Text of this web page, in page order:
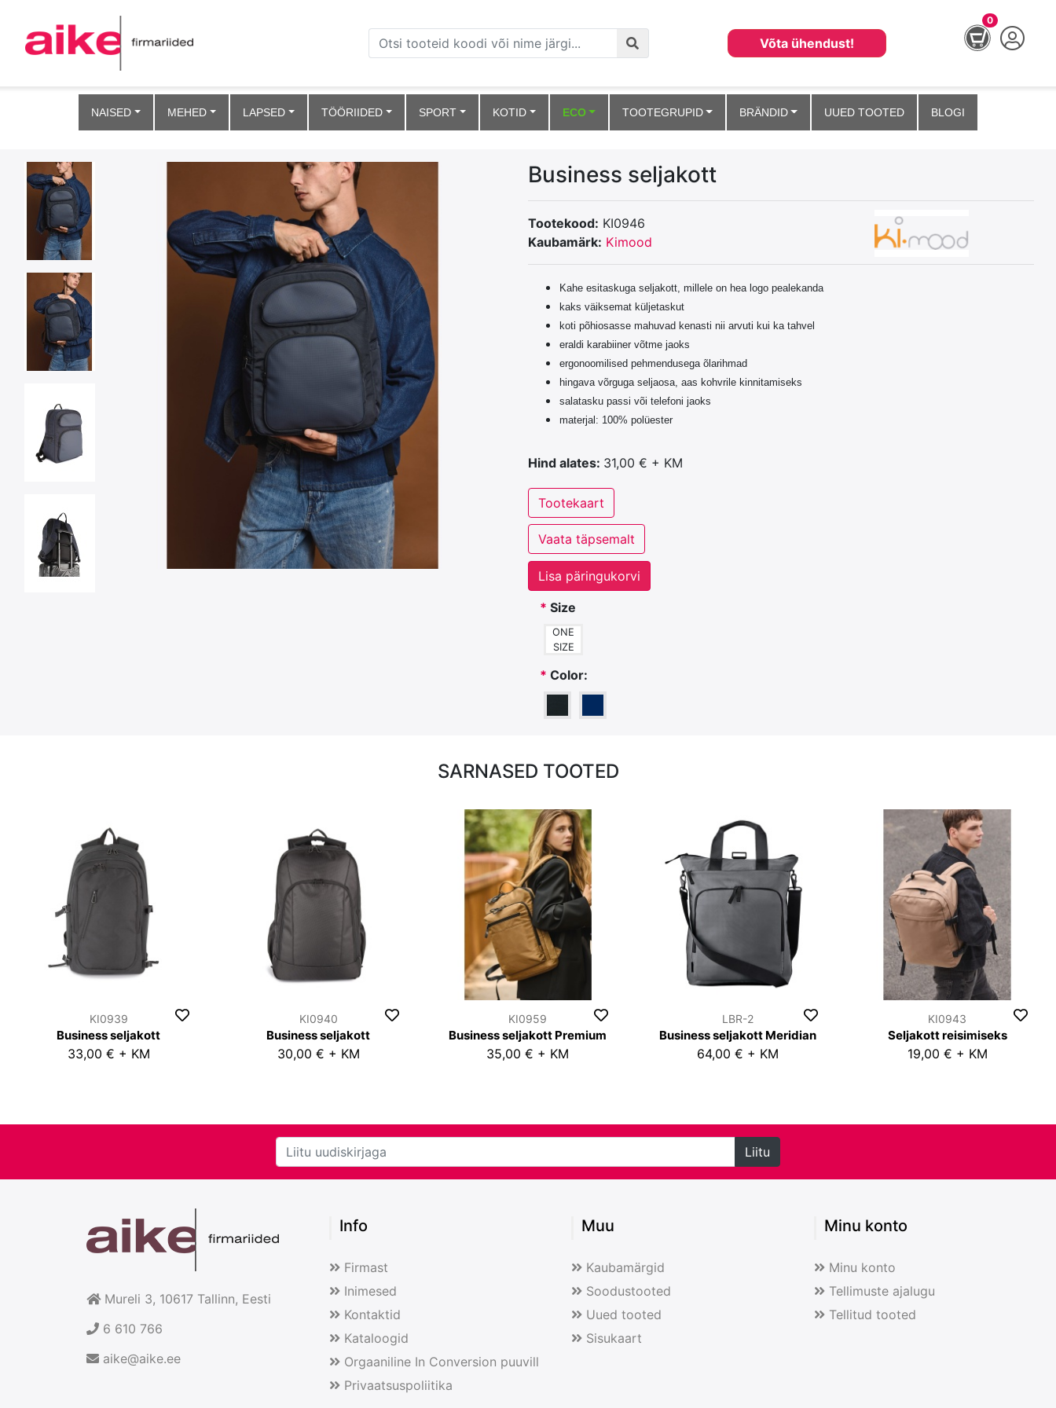
Võta ühendust!
0
NAISED MEHED LAPSED TÖÖRIIDED SPORT KOTID ECO TOOTEGRUPID BRÄNDID UUED TOOTED BLOGI
Business seljakott
Tootekood: KI0946
Kaubamärk: Kimood
Kahe esitaskuga seljakott, millele on hea logo pealekanda
kaks väiksemat küljetaskut
koti põhiosasse mahuvad kenasti nii arvuti kui ka tahvel
eraldi karabiiner võtme jaoks
ergonoomilised pehmendusega õlarihmad
hingava võrguga seljaosa, aas kohvrile kinnitamiseks
salatasku passi või telefoni jaoks
materjal: 100% polüester
Hind alates: 31,00 € + KM
Tootekaart
Vaata täpsemalt
Lisa päringukorvi
* Size
ONE
SIZE
* Color:
SARNASED TOOTED
KI0939
Business seljakott
33,00 € + KM
KI0940
Business seljakott
30,00 € + KM
KI0959
Business seljakott Premium
35,00 € + KM
LBR-2
Business seljakott Meridian
64,00 € + KM
KI0943
Seljakott reisimiseks
19,00 € + KM
Liitu
Mureli 3, 10617 Tallinn, Eesti
6 610 766
aike@aike.ee
Info
Firmast
Inimesed
Kontaktid
Kataloogid
Orgaaniline In Conversion puuvill
Privaatsuspoliitika
Muu
Kaubamärgid
Soodustooted
Uued tooted
Sisukaart
Minu konto
Minu konto
Tellimuste ajalugu
Tellitud tooted